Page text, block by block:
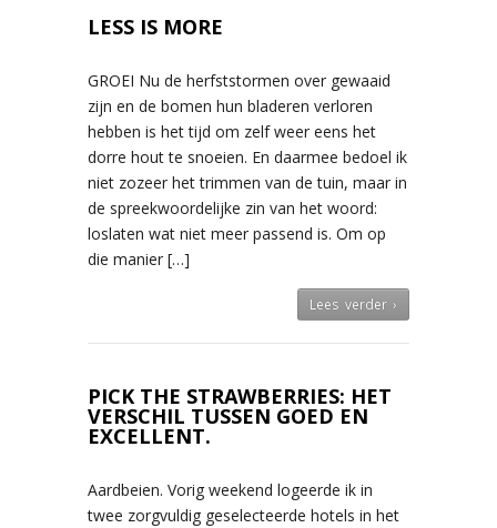
LESS IS MORE
GROEI Nu de herfststormen over gewaaid
zijn en de bomen hun bladeren verloren
hebben is het tijd om zelf weer eens het
dorre hout te snoeien. En daarmee bedoel ik
niet zozeer het trimmen van de tuin, maar in
de spreekwoordelijke zin van het woord:
loslaten wat niet meer passend is. Om op
die manier […]
Lees verder ›
PICK THE STRAWBERRIES: HET
VERSCHIL TUSSEN GOED EN
EXCELLENT.
Aardbeien. Vorig weekend logeerde ik in
twee zorgvuldig geselecteerde hotels in het